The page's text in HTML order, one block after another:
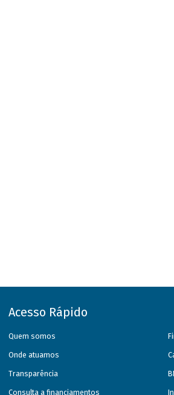
Acesso Rápido
Quem somos
Onde atuamos
Transparência
Consulta a financiamentos